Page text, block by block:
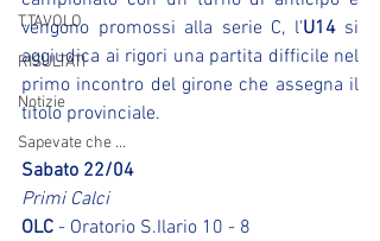
T.TAVOLO
RISULTATI
Notizie
Sapevate che ...
vengono promossi alla serie C, l'U14 si
aggiudica ai rigori una partita difficile nel
primo incontro del girone che assegna il
titolo provinciale.
Sabato 22/04
Primi Calci
OLC - Oratorio S.Ilario 10 - 8